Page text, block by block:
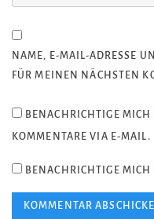
NAME, E-MAIL-ADRESSE
FÜR MEINEN NÄCHSTEN
BENACHRICHTIGE MICH
KOMMENTARE VIA E-MAIL.
BENACHRICHTIGE